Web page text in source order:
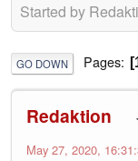
Started by
GO DOWN Pages
Redaktion
May 27, 2020,